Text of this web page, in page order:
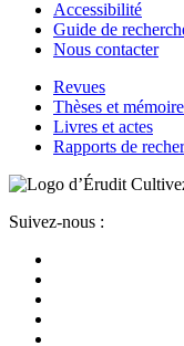
Accessibilité
Guide de
Nous contacter
Revues
Thèses et
Livres et actes
Rapports de
Suivez-nous :